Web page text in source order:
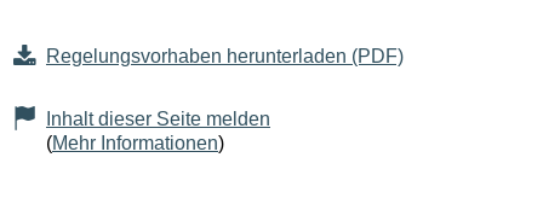
Regelungsvorhaben herunterladen (PDF)
Inhalt dieser Seite melden
(Mehr Informationen)